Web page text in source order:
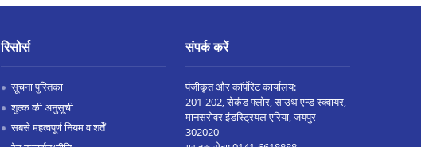
रिसोर्स
सूचना पुस्तिका
शुल्क की अनुसूची
सबसे महत्वपूर्ण नियम व शर्तें
संपर्क करें
पंजीकृत और कॉर्पोरेट कार्यालय:
201-202, सेकंड फ्लोर, साउथ एन्ड स्क्वायर,
मानसरोवर इंडस्ट्रियल एरिया, जयपुर -
302020